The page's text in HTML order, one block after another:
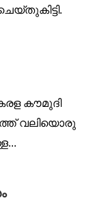
കൗമുദി
വലിയൊരു